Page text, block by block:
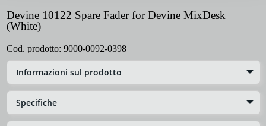
Devine 10122 Spare Fader for Devine MixDesk
(White)
Cod. prodotto: 9000-0092-0398
Informazioni sul prodotto
Specifiche